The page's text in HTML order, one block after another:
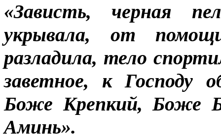
«Зависть, черная
укрывала, от
разладила, тело
заветное, к Господу
Боже Крепкий, Боже
Аминь».